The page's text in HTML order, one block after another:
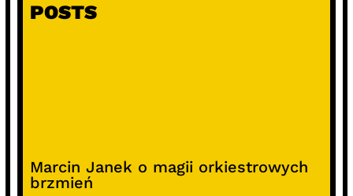
POSTS
Marcin Janek o magii orkiestrowych
brzmień